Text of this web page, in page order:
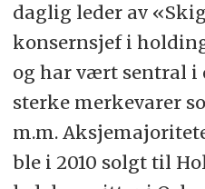
daglig leder av
konsernsjef i
og har vært sentral i
sterke merkevarer
m.m.
ble i 2010 solgt til